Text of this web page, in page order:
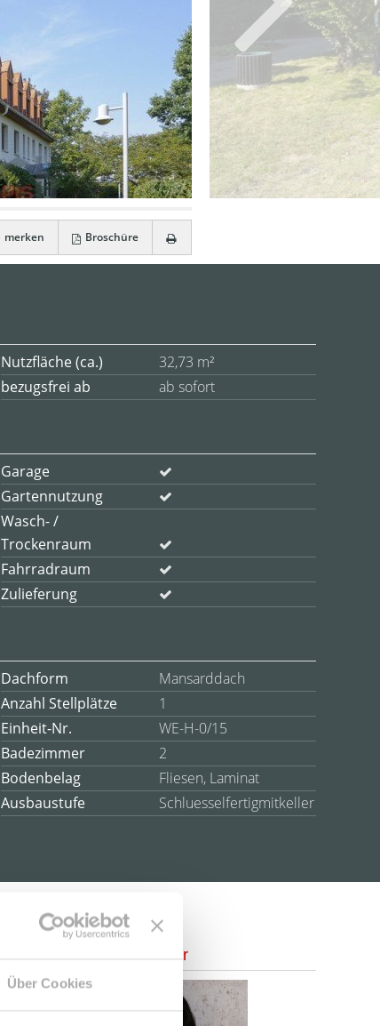
Über Cookies
merken Broschüre
Nutzfläche (ca.)
32,73 m²
bezugsfrei ab ab sofort
Garage
Gartennutzung
Wasch- /
Trockenraum
Fahrradraum
Zulieferung
Dachform
Mansarddach
Anzahl Stellplätze
1
Einheit-Nr.
WE-H-0/15
Badezimmer
2
Bodenbelag
Fliesen, Laminat
Ausbaustufe
Schluesselfertigmitkeller
Ansprechpartner